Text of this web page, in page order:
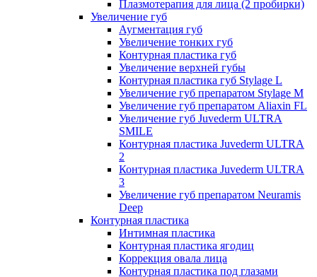
Плазмотерапия для лица (2 пробирки)
Увеличение губ
Аугментация губ
Увеличение тонких губ
Контурная пластика губ
Увеличение верхней губы
Контурная пластика губ Stylage L
Увеличение губ препаратом Stylage M
Увеличение губ препаратом Aliaxin FL
Увеличение губ Juvederm ULTRA
SMILE
Контурная пластика Juvederm ULTRA
2
Контурная пластика Juvederm ULTRA
3
Увеличение губ препаратом Neuramis
Deep
Контурная пластика
Интимная пластика
Контурная пластика ягодиц
Коррекция овала лица
Контурная пластика под глазами